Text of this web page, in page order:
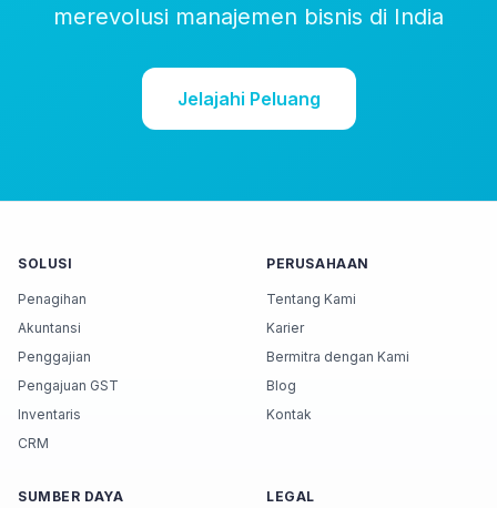
merevolusi manajemen bisnis di India
Jelajahi Peluang
SOLUSI
Penagihan
Akuntansi
Penggajian
Pengajuan GST
Inventaris
CRM
PERUSAHAAN
Tentang Kami
Karier
Bermitra dengan Kami
Blog
Kontak
SUMBER DAYA LEGAL